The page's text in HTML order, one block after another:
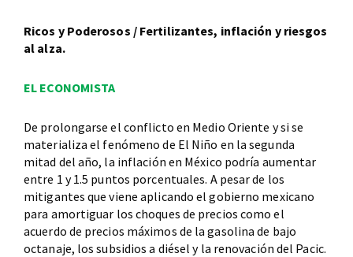
Ricos y Poderosos / Fertilizantes, inflación y riesgos
al alza.
EL ECONOMISTA
De prolongarse el conflicto en Medio Oriente y si se
materializa el fenómeno de El Niño en la segunda
mitad del año, la inflación en México podría aumentar
entre 1 y 1.5 puntos porcentuales. A pesar de los
mitigantes que viene aplicando el gobierno mexicano
para amortiguar los choques de precios como el
acuerdo de precios máximos de la gasolina de bajo
octanaje, los subsidios a diésel y la renovación del Pacic.